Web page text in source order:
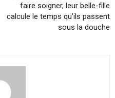
faire soigner, leur belle-fille
calcule le temps qu’ils passent
sous la douche